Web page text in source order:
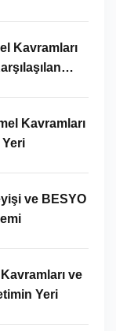
Kavramları
Kavramları
ve BESYO
ve
Yeri